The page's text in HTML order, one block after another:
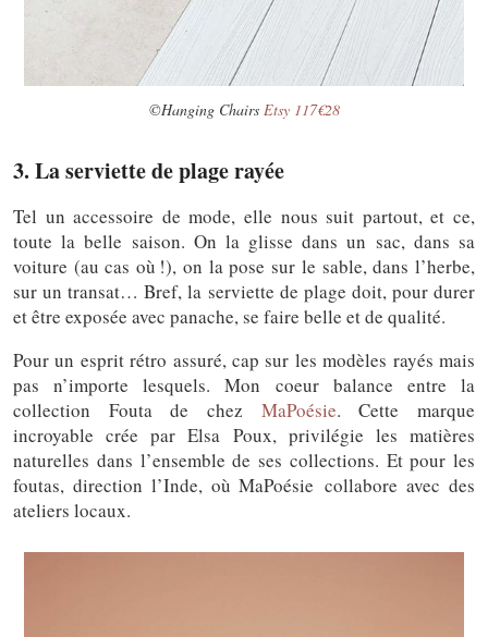
©Hanging Chairs Etsy 117€28
3. La serviette de plage rayée
Tel un accessoire de mode, elle nous suit partout, et ce,
toute la belle saison. On la glisse dans un sac, dans sa
voiture (au cas où !), on la pose sur le sable, dans l’herbe,
sur un transat… Bref, la serviette de plage doit, pour durer
et être exposée avec panache, se faire belle et de qualité.
Pour un esprit rétro assuré, cap sur les modèles rayés mais
pas n’importe lesquels. Mon coeur balance entre la
collection Fouta de chez MaPoésie. Cette marque
incroyable crée par Elsa Poux, privilégie les matières
naturelles dans l’ensemble de ses collections. Et pour les
foutas, direction l’Inde, où MaPoésie collabore avec des
ateliers locaux.